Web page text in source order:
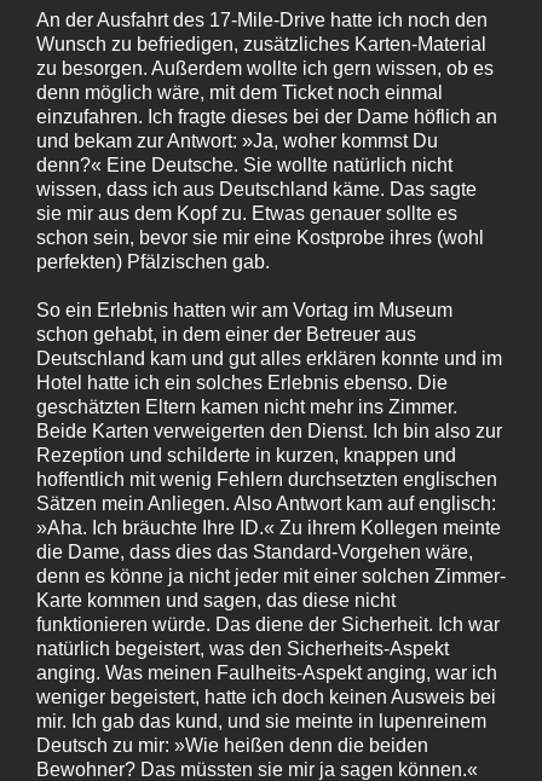
An der Ausfahrt des 17-Mile-Drive hatte ich noch den
Wunsch zu befriedigen, zusätzliches Karten-Material
zu besorgen. Außerdem wollte ich gern wissen, ob es
denn möglich wäre, mit dem Ticket noch einmal
einzufahren. Ich fragte dieses bei der Dame höflich an
und bekam zur Antwort: »Ja, woher kommst Du
denn?« Eine Deutsche. Sie wollte natürlich nicht
wissen, dass ich aus Deutschland käme. Das sagte
sie mir aus dem Kopf zu. Etwas genauer sollte es
schon sein, bevor sie mir eine Kostprobe ihres (wohl
perfekten) Pfälzischen gab.
So ein Erlebnis hatten wir am Vortag im Museum
schon gehabt, in dem einer der Betreuer aus
Deutschland kam und gut alles erklären konnte und im
Hotel hatte ich ein solches Erlebnis ebenso. Die
geschätzten Eltern kamen nicht mehr ins Zimmer.
Beide Karten verweigerten den Dienst. Ich bin also zur
Rezeption und schilderte in kurzen, knappen und
hoffentlich mit wenig Fehlern durchsetzten englischen
Sätzen mein Anliegen. Also Antwort kam auf englisch:
»Aha. Ich bräuchte Ihre ID.« Zu ihrem Kollegen meinte
die Dame, dass dies das Standard-Vorgehen wäre,
denn es könne ja nicht jeder mit einer solchen Zimmer-
Karte kommen und sagen, das diese nicht
funktionieren würde. Das diene der Sicherheit. Ich war
natürlich begeistert, was den Sicherheits-Aspekt
anging. Was meinen Faulheits-Aspekt anging, war ich
weniger begeistert, hatte ich doch keinen Ausweis bei
mir. Ich gab das kund, und sie meinte in lupenreinem
Deutsch zu mir: »Wie heißen denn die beiden
Bewohner? Das müssten sie mir ja sagen können.«